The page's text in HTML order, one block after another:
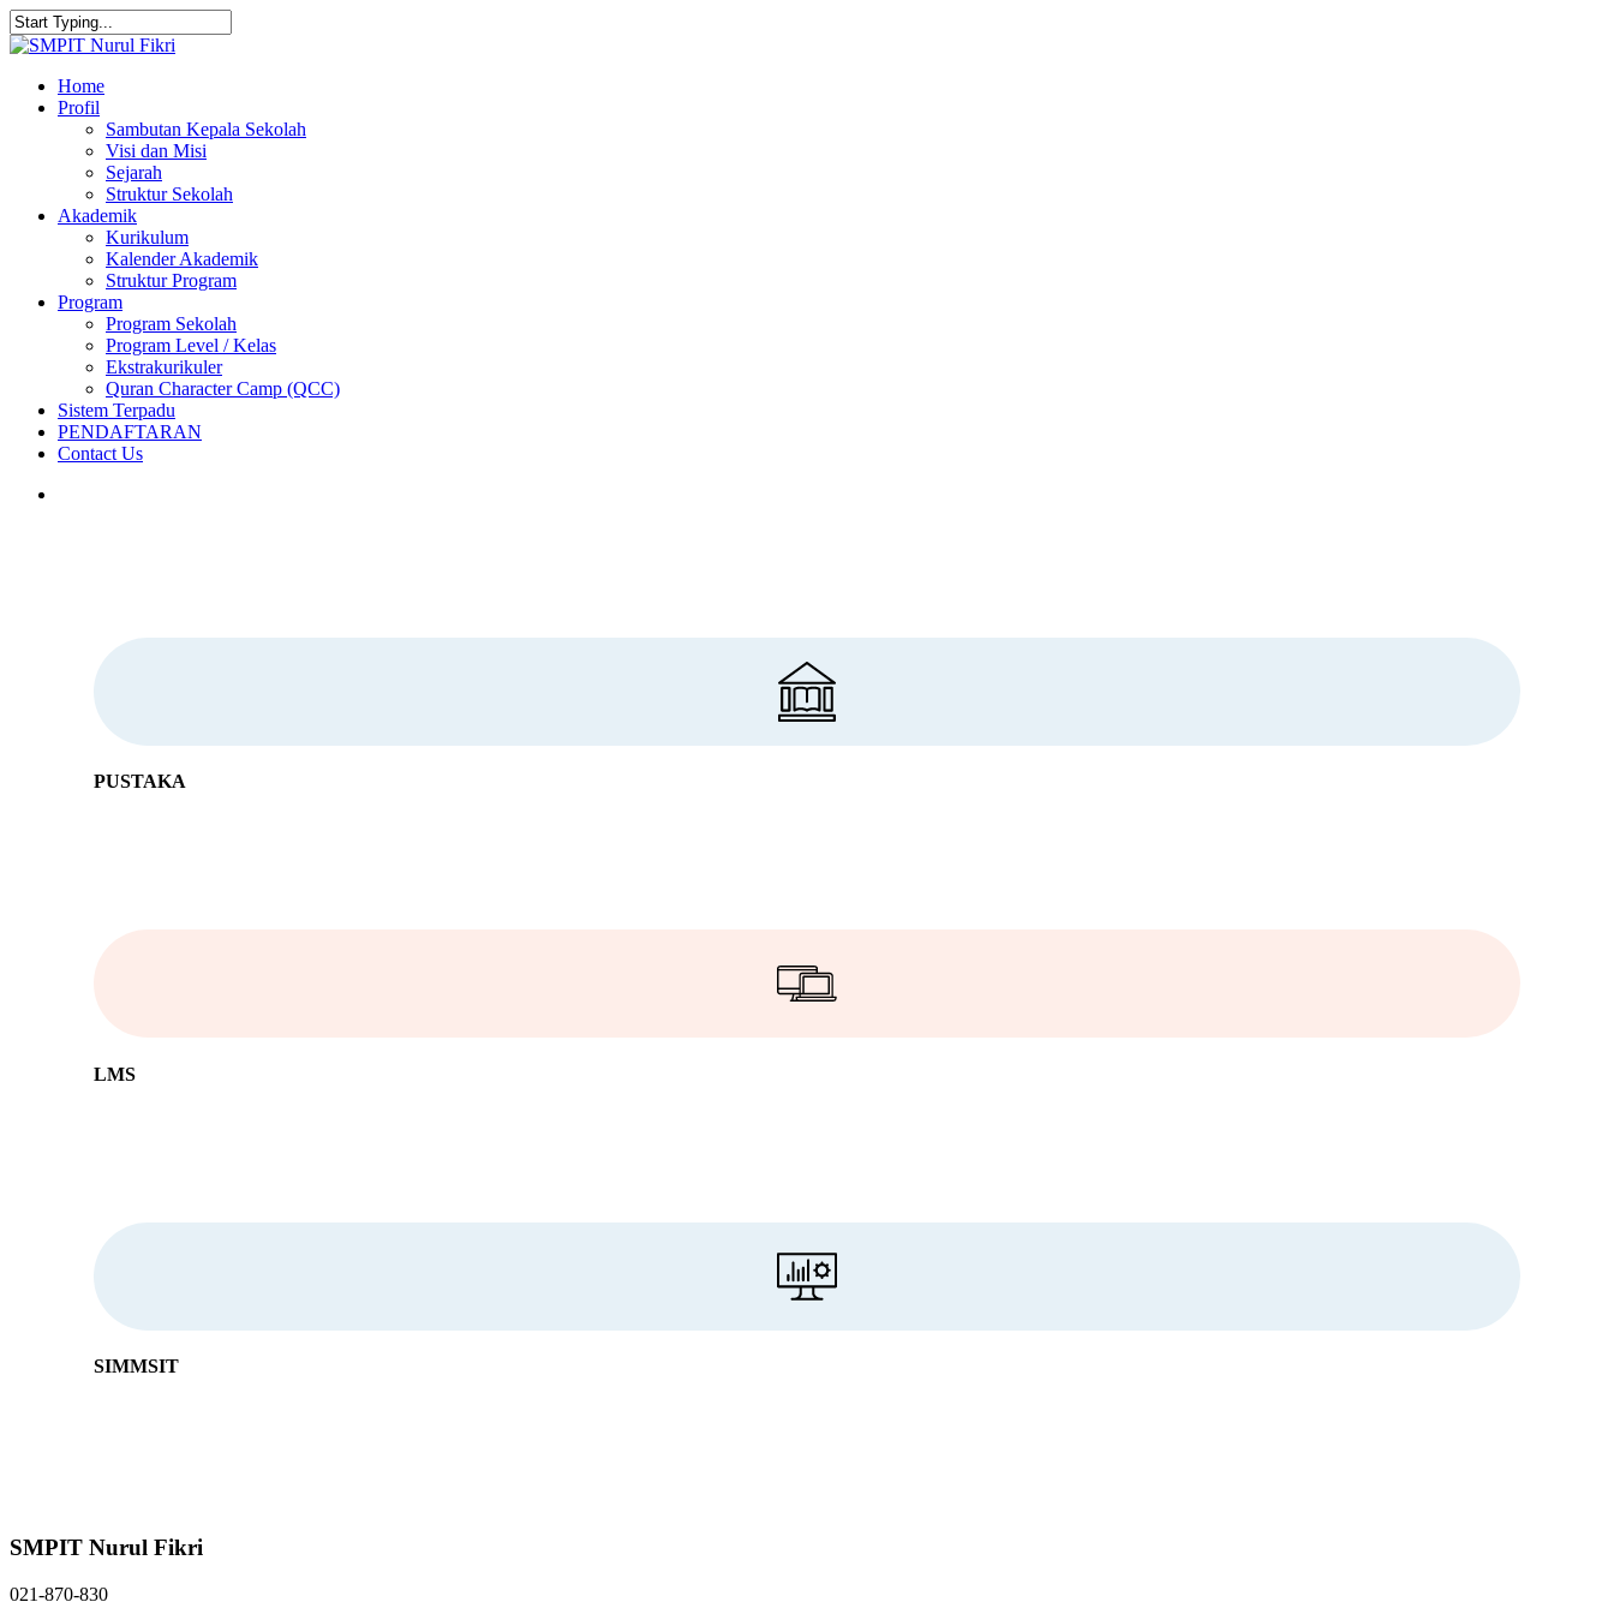
Skip
to
content
Close
search
Menu
Home
Profil
Sambutan Kepala Sekolah
Visi dan Misi
Sejarah
Struktur Sekolah
Akademik
Kurikulum
Kalender Akademik
Struktur Program
Program
Program Sekolah
Program Level / Kelas
Ekstrakurikuler
Quran Character Camp (QCC)
Sistem Terpadu
PENDAFTARAN
Contact Us
PUSTAKA
LMS
SIMMSIT
SMPIT Nurul Fikri
021-870-830